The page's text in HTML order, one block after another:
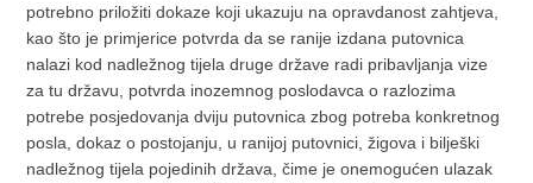
potrebno priložiti dokaze koji ukazuju na opravdanost zahtjeva,
kao što je primjerice potvrda da se ranije izdana putovnica
nalazi kod nadležnog tijela druge države radi pribavljanja vize
za tu državu, potvrda inozemnog poslodavca o razlozima
potrebe posjedovanja dviju putovnica zbog potreba konkretnog
posla, dokaz o postojanju, u ranijoj putovnici, žigova i bilješki
nadležnog tijela pojedinih država, čime je onemogućen ulazak